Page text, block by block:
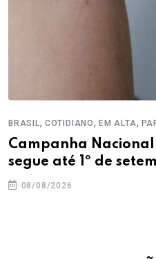
BRASIL, COTIDIANO,EM ALTA,
Campanha
segue até 1º de
08/08/2026